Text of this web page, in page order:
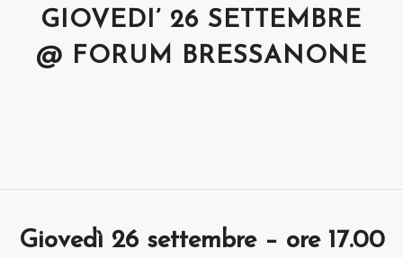
GIOVEDI’ 26 SETTEMBRE
@ FORUM BRESSANONE
Giovedì 26 settembre – ore 17.00